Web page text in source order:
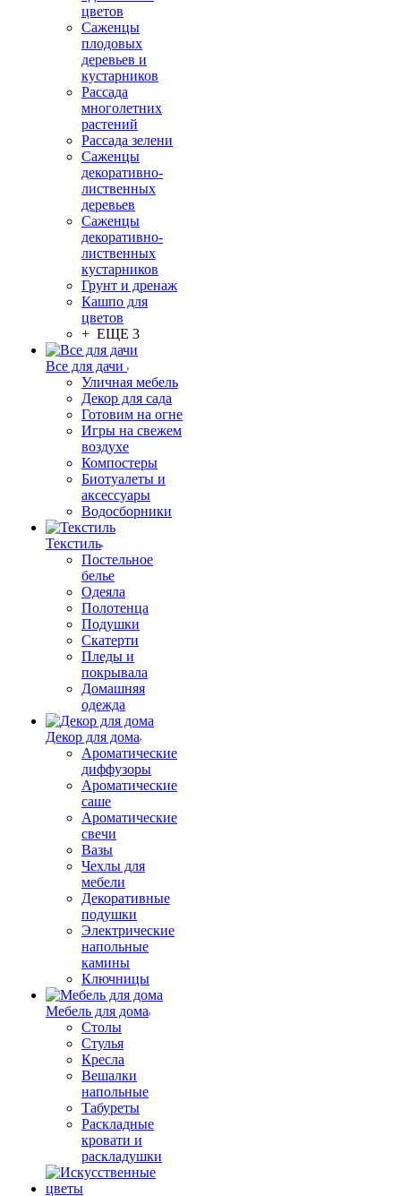
цветов
Саженцы
плодовых
деревьев и
кустарников
Рассада
многолетних
растений
Рассада зелени
Саженцы
декоративно-
лиственных
деревьев
Саженцы
декоративно-
лиственных
кустарников
Грунт и дренаж
Кашпо для
цветов
+ ЕЩЕ 3
Все для дачи
Уличная мебель
Декор для сада
Готовим на огне
Игры на свежем
воздухе
Компостеры
Биотуалеты и
аксессуары
Водосборники
Текстиль
Постельное
белье
Одеяла
Полотенца
Подушки
Скатерти
Пледы и
покрывала
Домашняя
одежда
Декор для дома
Ароматические
диффузоры
Ароматические
саше
Ароматические
свечи
Вазы
Чехлы для
мебели
Декоративные
подушки
Электрические
напольные
камины
Ключницы
Мебель для дома
Столы
Стулья
Кресла
Вешалки
напольные
Табуреты
Раскладные
кровати и
раскладушки